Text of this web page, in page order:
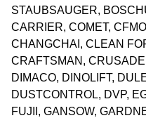
STAUBSAUGER,
CARRIER, COMET,
CHANGCHAI, CLEAN
CRAFTSMAN,
DIMACO, DINOLIFT,
DUSTCONTROL, DVP,
FUJII, GANSOW,